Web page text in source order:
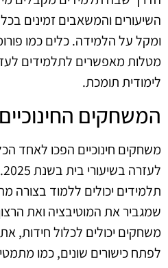
השיעורים והמשאבים זמינים
ומקל על הלמידה. כלים כמו
מטלות מאפשרים לתלמידים
לימודית תומכת.
המשחקים
משחקים חינוכיים הפכו לאחד
תלמידים יכולים ללמוד בצורה
שמגביר את המוטיבציה ואת
משחקים יכולים לכלול חידות,
לפתח כישורים שונים, כמו